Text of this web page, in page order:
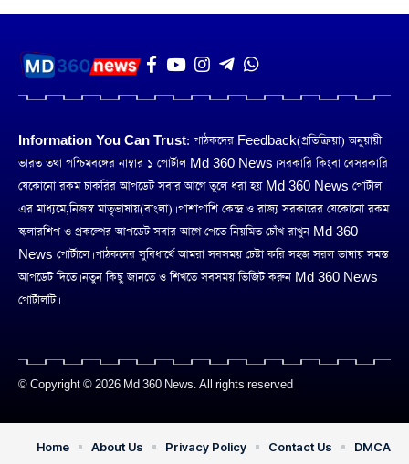
Information You Can Trust: পাঠকদের Feedback(প্রতিক্রিয়া) অনুয়ায়ী
ভারত তথা পশ্চিমবঙ্গের নাম্বার ১ পোর্টাল Md 360 News। সরকারি কিংবা বেসরকারি
যেকোনো রকম চাকরির আপডেট সবার আগে তুলে ধরা হয় Md 360 News পোর্টাল
এর মাধ্যমে,নিজস্ব মাতৃভাষায়(বাংলা)। পাশাপাশি কেন্দ্র ও রাজ্য সরকারের যেকোনো রকম
স্কলারশিপ ও প্রকল্পের আপডেট সবার আগে পেতে নিয়মিত চোঁখ রাখুন Md 360
News পোর্টালে। পাঠকদের সুবিধার্থে আমরা সবসময় চেষ্টা করি সহজ সরল ভাষায় সমস্ত
আপডেট দিতে। নতুন কিছু জানতে ও শিখতে সবসময় ভিজিট করুন Md 360 News
পোর্টালটি।
© Copyright © 2026 Md 360 News. All rights reserved
Home About Us Privacy Policy Contact Us DMCA